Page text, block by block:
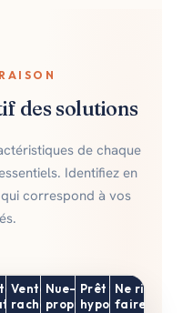
des solutions
de chaque
Identifiez en
correspond à vos
puis
Vente puis
rachat
Nue-
propriété
Prêt viager
hypothécaire
Ne rien
faire